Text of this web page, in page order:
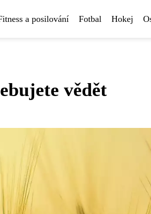
a posilování Fotbal Hokej
vědět